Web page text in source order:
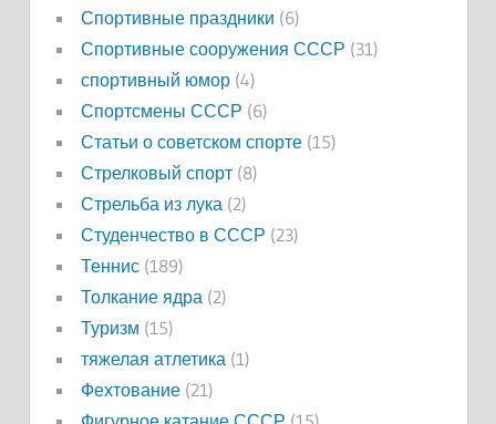
Спортивные праздники (6)
Спортивные сооружения СССР (31)
спортивный юмор(4)
Спортсмены СССР (6)
Статьи о советском спорте(15)
Стрелковый спорт(8)
Стрельба из лука(2)
Студенчество в СССР (23)
Теннис(189)
Толкание ядра(2)
Туризм (15)
тяжелая атлетика(1)
Фехтование(21)